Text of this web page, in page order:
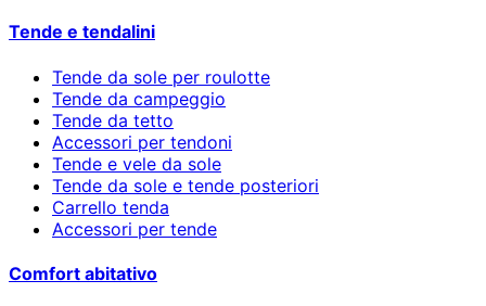
Tende e tendalini
Tende da sole per roulotte
Tende da campeggio
Tende da tetto
Accessori per tendoni
Tende e vele da sole
Tende da sole e tende posteriori
Carrello tenda
Accessori per tende
Comfort abitativo